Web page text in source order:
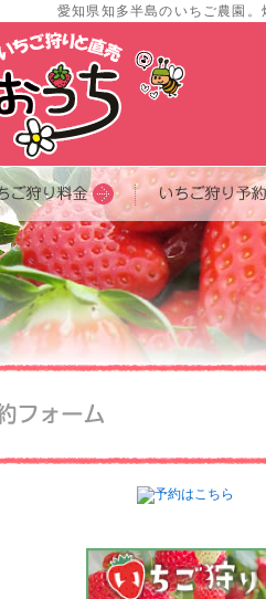
愛知県知多半島のいちご農園
いちご狩り料金 いちご狩り予